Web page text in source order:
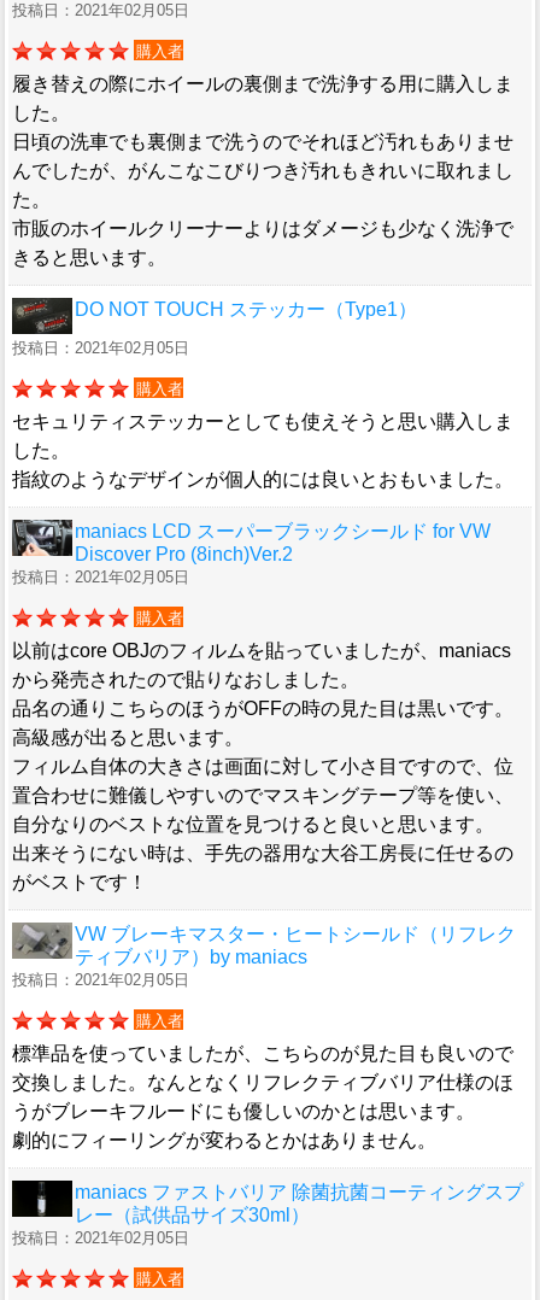
投稿日：2021年02月05日
購入者
履き替えの際にホイールの裏側まで洗浄する用に購入しま
した。
日頃の洗車でも裏側まで洗うのでそれほど汚れもありませ
んでしたが、がんこなこびりつき汚れもきれいに取れまし
た。
市販のホイールクリーナーよりはダメージも少なく洗浄で
きると思います。
DO NOT TOUCH ステッカー（Type1）
投稿日：2021年02月05日
購入者
セキュリティステッカーとしても使えそうと思い購入しま
した。
指紋のようなデザインが個人的には良いとおもいました。
maniacs LCD スーパーブラックシールド for VW
Discover Pro (8inch)Ver.2
投稿日：2021年02月05日
購入者
以前はcore OBJのフィルムを貼っていましたが、maniacs
から発売されたので貼りなおしました。
品名の通りこちらのほうがOFFの時の見た目は黒いです。
高級感が出ると思います。
フィルム自体の大きさは画面に対して小さ目ですので、位
置合わせに難儀しやすいのでマスキングテープ等を使い、
自分なりのベストな位置を見つけると良いと思います。
出来そうにない時は、手先の器用な大谷工房長に任せるの
がベストです！
VW ブレーキマスター・ヒートシールド（リフレク
ティブバリア）by maniacs
投稿日：2021年02月05日
購入者
標準品を使っていましたが、こちらのが見た目も良いので
交換しました。なんとなくリフレクティブバリア仕様のほ
うがブレーキフルードにも優しいのかとは思います。
劇的にフィーリングが変わるとかはありません。
maniacs ファストバリア 除菌抗菌コーティングスプ
レー（試供品サイズ30ml）
投稿日：2021年02月05日
購入者